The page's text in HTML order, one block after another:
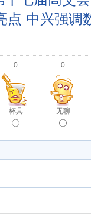
点 中兴强调
0
杯具
0
无聊